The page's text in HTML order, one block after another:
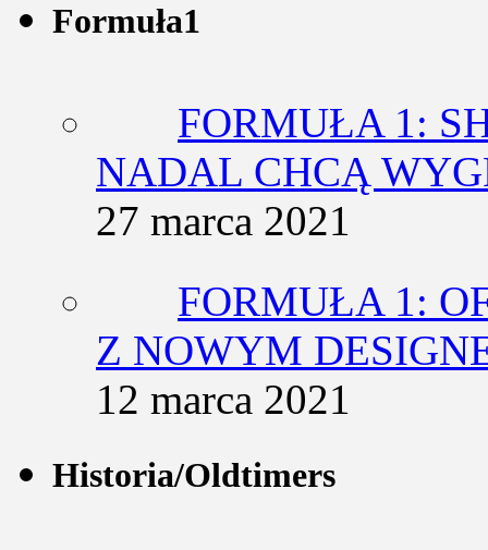
Formuła1
FORMUŁA 1:
NADAL CHCĄ
27 marca 2021
FORMUŁA 1:
Z NOWYM
12 marca 2021
Historia/Oldtimers